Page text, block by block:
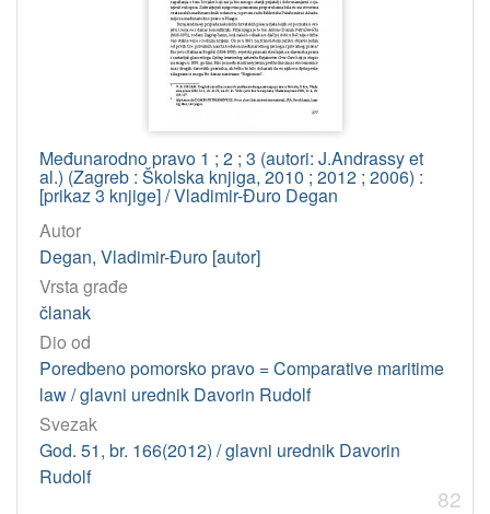
Međunarodno pravo 1 ; 2 ; 3 (autori: J.Andrassy et
al.) (Zagreb : Školska knjiga, 2010 ; 2012 ; 2006) :
[prikaz 3 knjige] / Vladimir-Đuro Degan
Autor
Degan, Vladimir-Đuro [autor]
Vrsta građe
članak
Dio od
Poredbeno pomorsko pravo = Comparative maritime
law / glavni urednik Davorin Rudolf
Svezak
God. 51, br. 166(2012) / glavni urednik Davorin
Rudolf
82